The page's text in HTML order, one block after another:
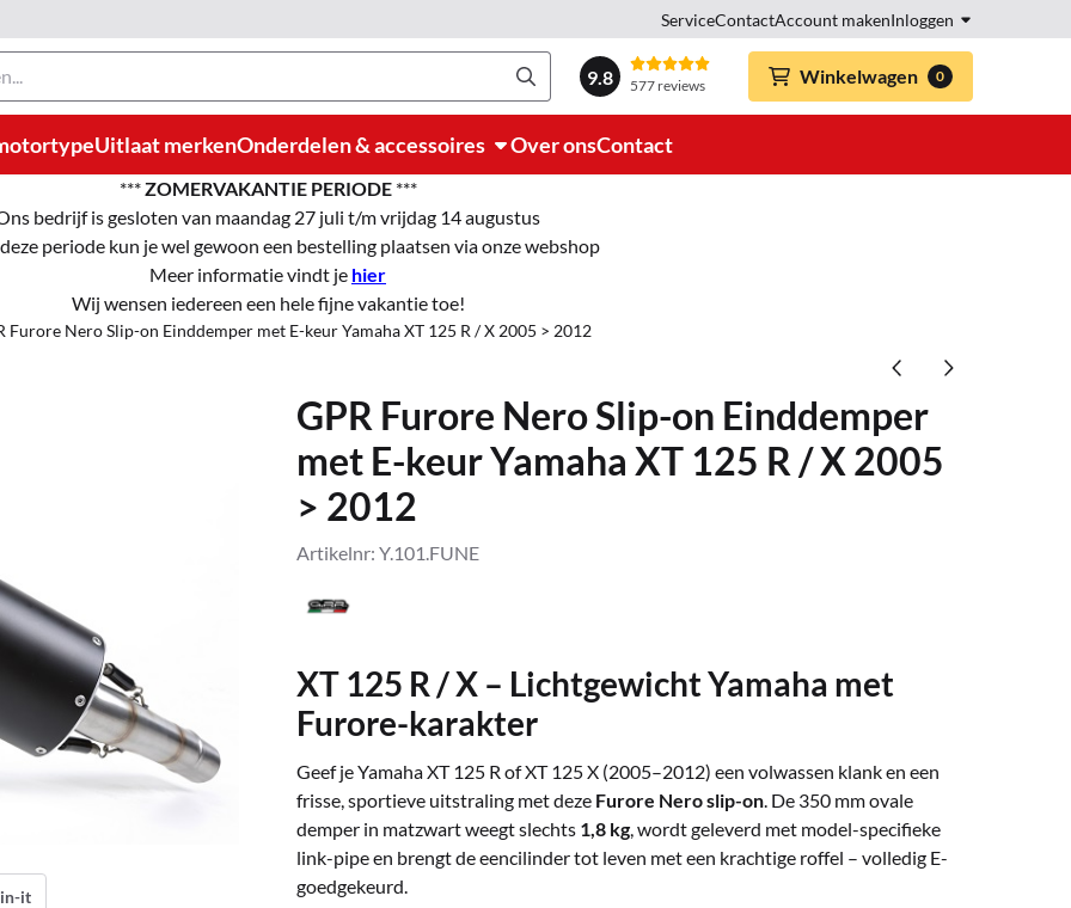
ServiceContactAccount makenInloggen
9.8 577 reviews Winkelwagen 0
Uitlaat merkenOnderdelen & accessoires Over onsContact
***ZOMERVAKANTIE PERIODE***
bedrijf is gesloten van maandag 27 juli t/m vrijdag 14 augustus
periode kun je wel gewoon een bestelling plaatsen via onze webshop
Meer informatie vindt je hier
Wij wensen iedereen een hele fijne vakantie toe!
Furore Nero Slip-on Einddemper met E-keur Yamaha XT 125 R / X 2005 > 2012
it
GPR Furore Nero Slip-on Einddemper
met E-keur Yamaha XT 125 R / X 2005
> 2012
Artikelnr: Y.101.FUNE
XT 125 R / X – Lichtgewicht Yamaha met
Furore-karakter
Geef je Yamaha XT 125 R of XT 125 X (2005–2012) een volwassen klank en een
frisse, sportieve uitstraling met deze Furore Nero slip-on. De 350 mm ovale
demper in matzwart weegt slechts 1,8 kg, wordt geleverd met model-specifieke
link-pipe en brengt de eencilinder tot leven met een krachtige roffel – volledig E-
goedgekeurd.